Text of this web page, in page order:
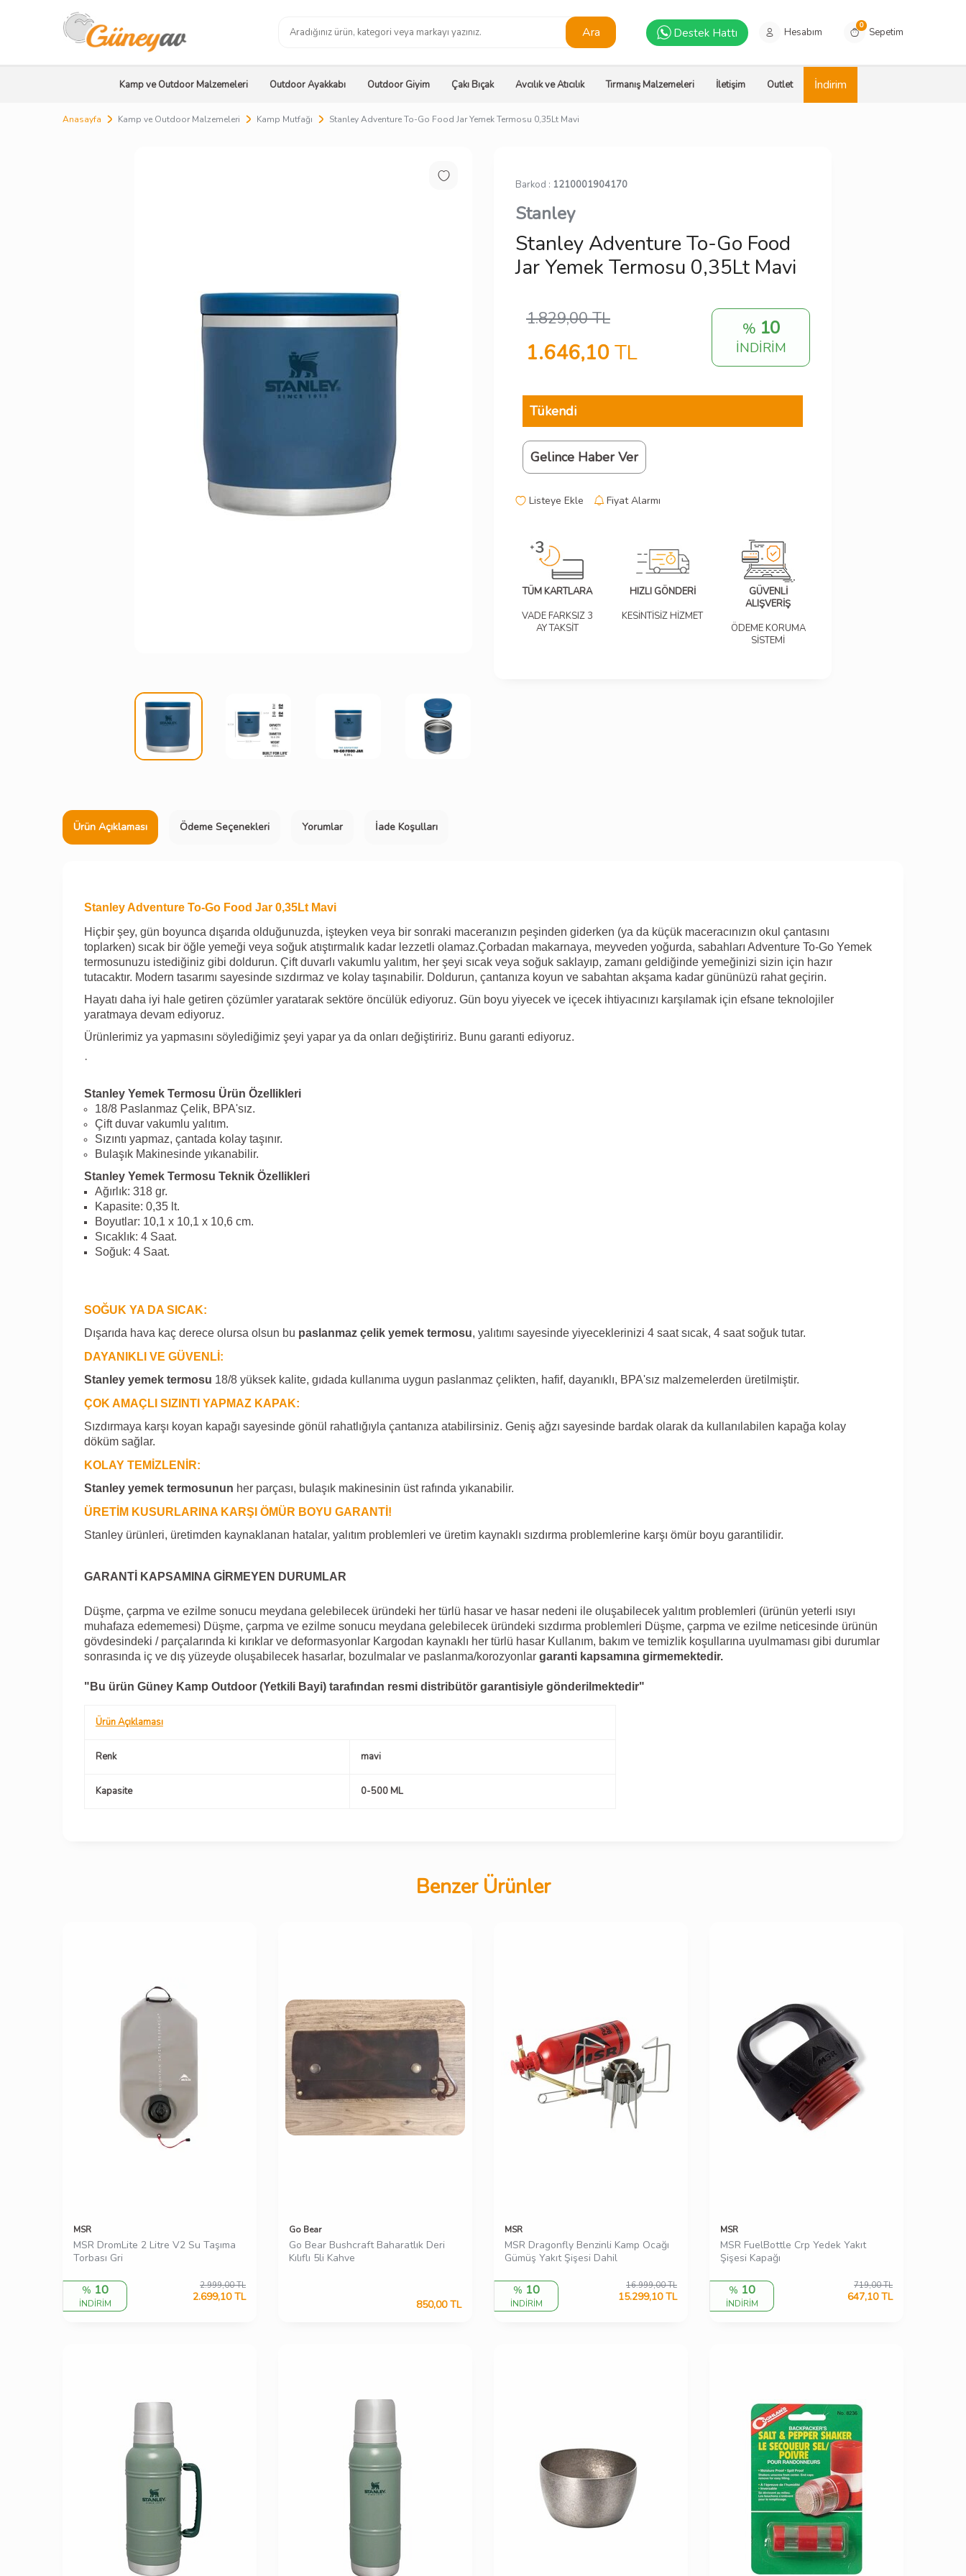
Ara Destek Hattı Hesabım
0
Sepetim
Kamp ve Outdoor Malzemeleri Outdoor Ayakkabı Outdoor Giyim Çakı Bıçak Avcılık ve Atıcılık Tırmanış Malzemeleri İletişim Outlet İndirim
Anasayfa Kamp ve Outdoor Malzemeleri Kamp Mutfağı Stanley Adventure To-Go Food Jar Yemek Termosu 0,35Lt Mavi
Barkod : 1210001904170
Stanley
Stanley Adventure To-Go Food
Jar Yemek Termosu 0,35Lt Mavi
1.829,00TL
1.646,10TL
% 10
İNDİRİM
Tükendi
Gelince Haber Ver
Listeye Ekle Fiyat Alarmı
TÜM KARTLARA
VADE FARKSIZ 3
AY TAKSİT
HIZLI GÖNDERİ
KESİNTİSİZ HİZMET
GÜVENLİ
ALIŞVERİŞ
ÖDEME KORUMA
SİSTEMİ
Ürün Açıklaması Ödeme Seçenekleri Yorumlar İade Koşulları
Stanley Adventure To-Go Food Jar 0,35Lt Mavi
Hiçbir şey, gün boyunca dışarıda olduğunuzda, işteyken veya bir sonraki maceranızın peşinden giderken (ya da küçük maceracınızın okul çantasını
toplarken) sıcak bir öğle yemeği veya soğuk atıştırmalık kadar lezzetli olamaz.Çorbadan makarnaya, meyveden yoğurda, sabahları Adventure To-Go Yemek
termosunuzu istediğiniz gibi doldurun. Çift duvarlı vakumlu yalıtım, her şeyi sıcak veya soğuk saklayıp, zamanı geldiğinde yemeğinizi sizin için hazır
tutacaktır. Modern tasarımı sayesinde sızdırmaz ve kolay taşınabilir. Doldurun, çantanıza koyun ve sabahtan akşama kadar gününüzü rahat geçirin.
Hayatı daha iyi hale getiren çözümler yaratarak sektöre öncülük ediyoruz. Gün boyu yiyecek ve içecek ihtiyacınızı karşılamak için efsane teknolojiler
yaratmaya devam ediyoruz.
Ürünlerimiz ya yapmasını söylediğimiz şeyi yapar ya da onları değiştiririz. Bunu garanti ediyoruz.
·
Stanley Yemek Termosu Ürün Özellikleri
18/8 Paslanmaz Çelik, BPA'sız.
Çift duvar vakumlu yalıtım.
Sızıntı yapmaz, çantada kolay taşınır.
Bulaşık Makinesinde yıkanabilir.
Stanley Yemek Termosu Teknik Özellikleri
Ağırlık: 318 gr.
Kapasite: 0,35 lt.
Boyutlar: 10,1 x 10,1 x 10,6 cm.
Sıcaklık: 4 Saat.
Soğuk: 4 Saat.
SOĞUK YA DA SICAK:
Dışarıda hava kaç derece olursa olsun bu paslanmaz çelik yemek termosu, yalıtımı sayesinde yiyeceklerinizi 4 saat sıcak, 4 saat soğuk tutar.
DAYANIKLI VE GÜVENLİ:
Stanley yemek termosu 18/8 yüksek kalite, gıdada kullanıma uygun paslanmaz çelikten, hafif, dayanıklı, BPA'sız malzemelerden üretilmiştir.
ÇOK AMAÇLI SIZINTI YAPMAZ KAPAK:
Sızdırmaya karşı koyan kapağı sayesinde gönül rahatlığıyla çantanıza atabilirsiniz. Geniş ağzı sayesinde bardak olarak da kullanılabilen kapağa kolay
döküm sağlar.
KOLAY TEMİZLENİR:
Stanley yemek termosunun her parçası, bulaşık makinesinin üst rafında yıkanabilir.
ÜRETİM KUSURLARINA KARŞI ÖMÜR BOYU GARANTİ!
Stanley ürünleri, üretimden kaynaklanan hatalar, yalıtım problemleri ve üretim kaynaklı sızdırma problemlerine karşı ömür boyu garantilidir.
GARANTİ KAPSAMINA GİRMEYEN DURUMLAR
Düşme, çarpma ve ezilme sonucu meydana gelebilecek üründeki her türlü hasar ve hasar nedeni ile oluşabilecek yalıtım problemleri (ürünün yeterli ısıyı
muhafaza edememesi) Düşme, çarpma ve ezilme sonucu meydana gelebilecek üründeki sızdırma problemleri Düşme, çarpma ve ezilme neticesinde ürünün
gövdesindeki / parçalarında ki kırıklar ve deformasyonlar Kargodan kaynaklı her türlü hasar Kullanım, bakım ve temizlik koşullarına uyulmaması gibi durumlar
sonrasında iç ve dış yüzeyde oluşabilecek hasarlar, bozulmalar ve paslanma/korozyonlar garanti kapsamına girmemektedir.
"Bu ürün Güney Kamp Outdoor (Yetkili Bayi) tarafından resmi distribütör garantisiyle gönderilmektedir"
Ürün Açıklaması
Renk mavi
Kapasite 0-500 ML
Benzer Ürünler
MSR
MSR DromLite 2 Litre V2 Su Taşıma
Torbası Gri
% 10
İNDİRİM
2.999,00TL
2.699,10TL
Go Bear
Go Bear Bushcraft Baharatlık Deri
Kılıflı 5li Kahve
850,00TL
MSR
MSR Dragonfly Benzinli Kamp Ocağı
Gümüş Yakıt Şişesi Dahil
% 10
İNDİRİM
16.999,00TL
15.299,10TL
MSR
MSR FuelBottle Crp Yedek Yakıt
Şişesi Kapağı
% 10
İNDİRİM
719,00TL
647,10TL